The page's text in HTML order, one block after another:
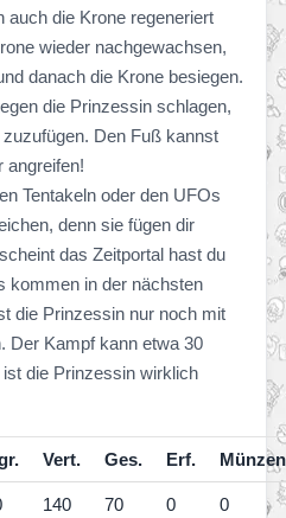
auch die Krone regeneriert
wieder nachgewachsen,
danach die Krone besiegen.
die Prinzessin schlagen,
Den Fuß kannst
angreifen!
Tentakeln oder den UFOs
denn sie fügen dir
das Zeitportal hast du
kommen in der nächsten
die Prinzessin nur noch mit
Der Kampf kann etwa 30
die Prinzessin wirklich
Vert. Ges. Erf. Münzen
140 70 0 0